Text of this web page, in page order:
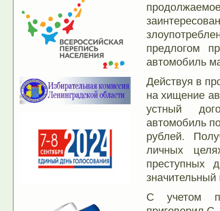
предлогом
автомобиль
Действуя в
на хищение
устный
автомобиль
рублей.
личных
преступных
С учетом